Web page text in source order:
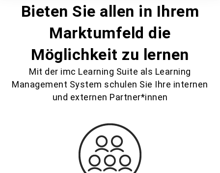
Bieten Sie allen in Ihrem
Marktumfeld die
Möglichkeit zu lernen
Mit der imc Learning Suite als Learning
Management System schulen Sie Ihre internen
und externen Partner*innen